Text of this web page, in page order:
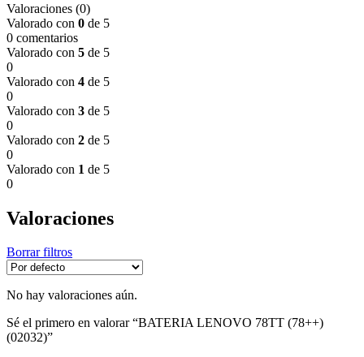
Valoraciones (0)
Valorado con 0 de 5
0 comentarios
Valorado con 5 de 5
0
Valorado con 4 de 5
0
Valorado con 3 de 5
0
Valorado con 2 de 5
0
Valorado con 1 de 5
0
Valoraciones
Borrar filtros
No hay valoraciones aún.
Sé el primero en valorar “BATERIA LENOVO 78TT (78++)
(02032)”